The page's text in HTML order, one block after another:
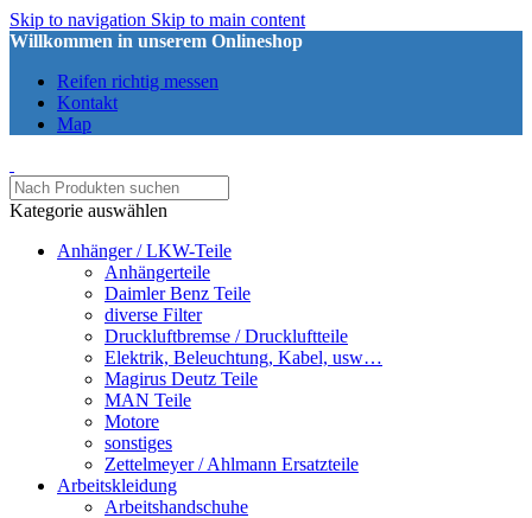
Skip to navigation Skip to main content
Willkommen in unserem Onlineshop
Reifen richtig messen
Kontakt
Map
Kategorie auswählen
Anhänger / LKW-Teile
Anhängerteile
Daimler Benz Teile
diverse Filter
Druckluftbremse / Druckluftteile
Elektrik, Beleuchtung, Kabel, usw…
Magirus Deutz Teile
MAN Teile
Motore
sonstiges
Zettelmeyer / Ahlmann Ersatzteile
Arbeitskleidung
Arbeitshandschuhe